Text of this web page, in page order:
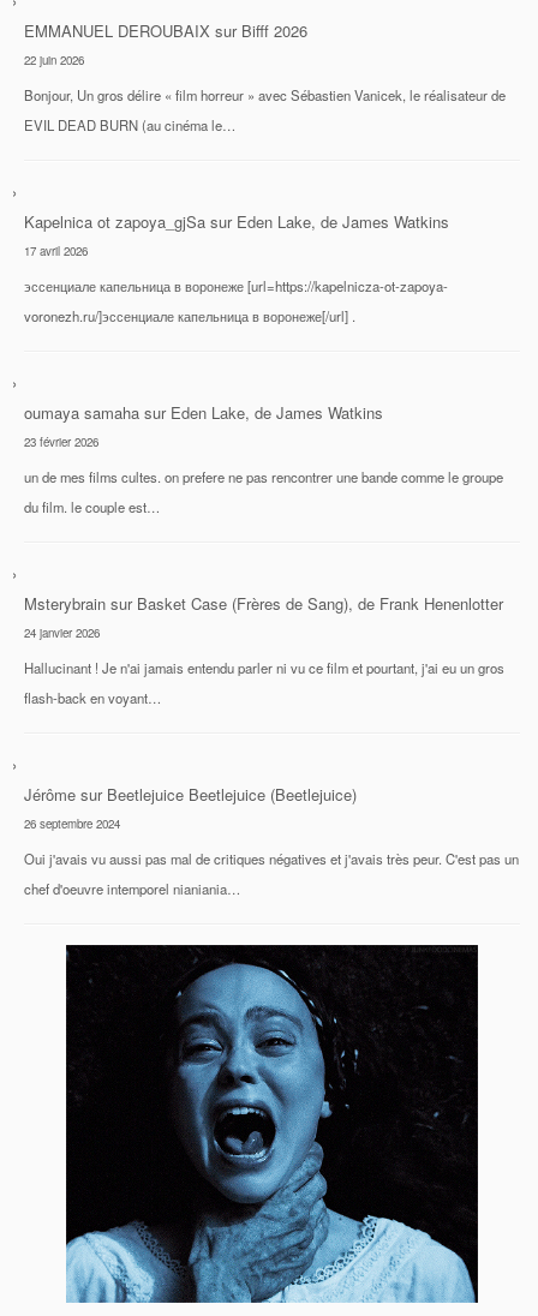
EMMANUEL DEROUBAIX sur Bifff 2026
22 juin 2026
Bonjour, Un gros délire « film horreur » avec Sébastien Vanicek, le réalisateur de
EVIL DEAD BURN (au cinéma le…
Kapelnica ot zapoya_gjSa sur Eden Lake, de James Watkins
17 avril 2026
эссенциале капельница в воронеже [url=https://kapelnicza-ot-zapoya-
voronezh.ru/]эссенциале капельница в воронеже[/url] .
oumaya samaha sur Eden Lake, de James Watkins
23 février 2026
un de mes films cultes. on prefere ne pas rencontrer une bande comme le groupe
du film. le couple est…
Msterybrain sur Basket Case (Frères de Sang), de Frank Henenlotter
24 janvier 2026
Hallucinant ! Je n'ai jamais entendu parler ni vu ce film et pourtant, j'ai eu un gros
flash-back en voyant…
Jérôme sur Beetlejuice Beetlejuice (Beetlejuice)
26 septembre 2024
Oui j'avais vu aussi pas mal de critiques négatives et j'avais très peur. C'est pas un
chef d'oeuvre intemporel nianiania…